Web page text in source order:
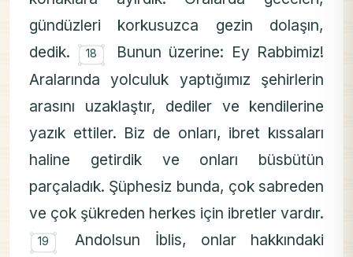
gündüzleri korkusuzca gezin dolaşın,
dedik. ۝
18
Bunun üzerine: Ey Rabbimiz!
Aralarında yolculuk yaptığımız şehirlerin
arasını uzaklaştır, dediler ve kendilerine
yazık ettiler. Biz de onları, ibret kıssaları
haline getirdik ve onları büsbütün
parçaladık. Şüphesiz bunda, çok sabreden
ve çok şükreden herkes için ibretler vardır.
۝
19
Andolsun İblis, onlar hakkındaki